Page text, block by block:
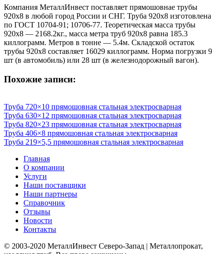
Компания МеталлИнвест поставляет прямошовнае трубы
920х8 в любой город России и СНГ. Труба 920х8 изготовлена
по ГОСТ 10704-91; 10706-77. Теоретическая масса трубы
920х8 — 2168.2кг., масса метра труб 920х8 равна 185.3
киллограмм. Метров в тонне — 5.4м. Складской остаток
трубы 920х8 составляет 16029 киллограмм. Норма погрузки 9
шт (в автомобиль) или 28 шт (в железнодорожный вагон).
Похожие записи:
Труба 720×10 прямошовная стальная электросварная
Труба 630×12 прямошовная стальная электросварная
Труба 820×23 прямошовная стальная электросварная
Труба 406×8 прямошовная стальная электросварная
Труба 219×5,5 прямошовная стальная электросварная
Главная
О компании
Услуги
Наши поставщики
Наши партнеры
Справочник
Отзывы
Новости
Контакты
© 2003-2020 МеталлИнвест Северо-Запад | Металлопрокат,